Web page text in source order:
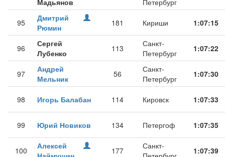
Мадьянов
Петербург
95
Дмитрий
Рюмин
181 Кириши 1:07:15
96
Сергей
Лубенко
113
Санкт-
Петербург
1:07:22
97
Андрей
Мельник
56
Санкт-
Петербург
1:07:30
98 Игорь Балабан 114 Кировск 1:07:33
99 Юрий Новиков 134 Петергоф 1:07:35
100
Алексей
177
Санкт-
1:07:39